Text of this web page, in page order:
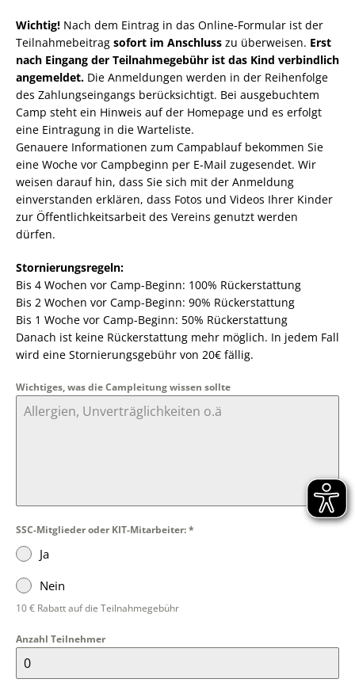
Wichtig! Nach dem Eintrag in das Online-Formular ist der
Teilnahmebeitrag sofort im Anschluss zu überweisen. Erst
nach Eingang der Teilnahmegebühr ist das Kind verbindlich
angemeldet. Die Anmeldungen werden in der Reihenfolge
des Zahlungseingangs berücksichtigt. Bei ausgebuchtem
Camp steht ein Hinweis auf der Homepage und es erfolgt
eine Eintragung in die Warteliste.
Genauere Informationen zum Campablauf bekommen Sie
eine Woche vor Campbeginn per E-Mail zugesendet. Wir
weisen darauf hin, dass Sie sich mit der Anmeldung
einverstanden erklären, dass Fotos und Videos Ihrer Kinder
zur Öffentlichkeitsarbeit des Vereins genutzt werden
dürfen.
Stornierungsregeln:
Bis 4 Wochen vor Camp-Beginn: 100% Rückerstattung
Bis 2 Wochen vor Camp-Beginn: 90% Rückerstattung
Bis 1 Woche vor Camp-Beginn: 50% Rückerstattung
Danach ist keine Rückerstattung mehr möglich. In jedem Fall
wird eine Stornierungsgebühr von 20€ fällig.
Wichtiges, was die Campleitung wissen sollte
SSC-Mitglieder oder KIT-Mitarbeiter:*
Ja
Nein
10 € Rabatt auf die Teilnahmegebühr
Anzahl Teilnehmer